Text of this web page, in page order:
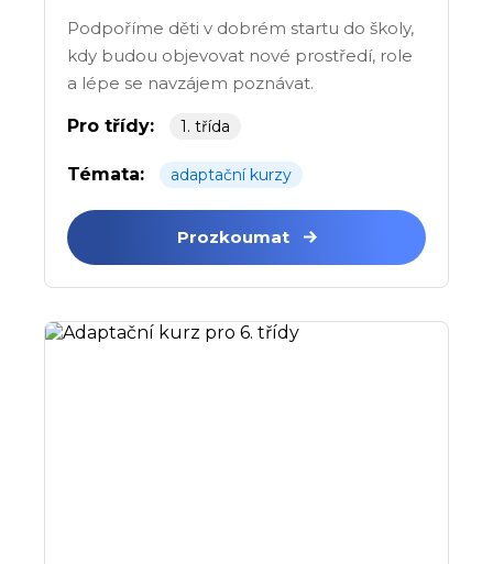
Podpoříme děti v dobrém startu do školy,
kdy budou objevovat nové prostředí, role
a lépe se navzájem poznávat.
Pro třídy: 1. třída
Témata: adaptační kurzy
Prozkoumat